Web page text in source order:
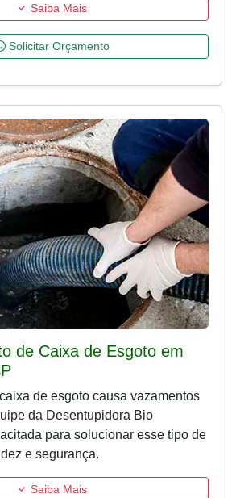
Saiba Mais
Solicitar Orçamento
de Caixa de Esgoto em
de esgoto causa vazamentos
da Desentupidora Bio
para solucionar esse tipo de
e segurança.
Saiba Mais